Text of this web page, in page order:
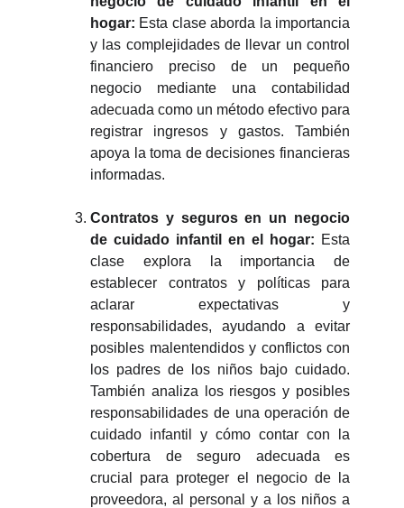
hogar: Esta clase aborda la importancia
y las complejidades de llevar un control
financiero preciso de un pequeño
negocio mediante una contabilidad
adecuada como un método efectivo para
registrar ingresos y gastos. También
apoya la toma de decisiones financieras
informadas.
Contratos y seguros en un negocio
de cuidado infantil en el hogar: Esta
clase explora la importancia de
establecer contratos y políticas para
aclarar expectativas y
responsabilidades, ayudando a evitar
posibles malentendidos y conflictos con
los padres de los niños bajo cuidado.
También analiza los riesgos y posibles
responsabilidades de una operación de
cuidado infantil y cómo contar con la
cobertura de seguro adecuada es
crucial para proteger el negocio de la
proveedora, al personal y a los niños a